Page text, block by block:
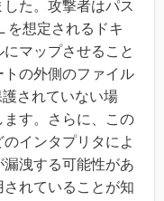
た。攻撃者はパス
を想定されるドキ
マップさせること
の外側のファイル
護されていない場
す。さらに、この
インタプリタによ
洩する可能性があ
れていることが知